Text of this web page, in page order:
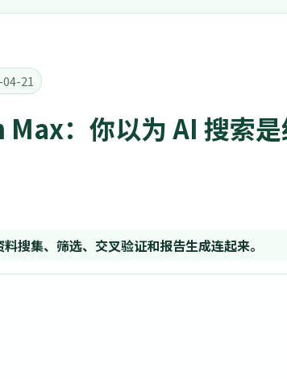
21
：你以为 AI 搜索
搜集、筛选、交叉验证和报告生成连起来。